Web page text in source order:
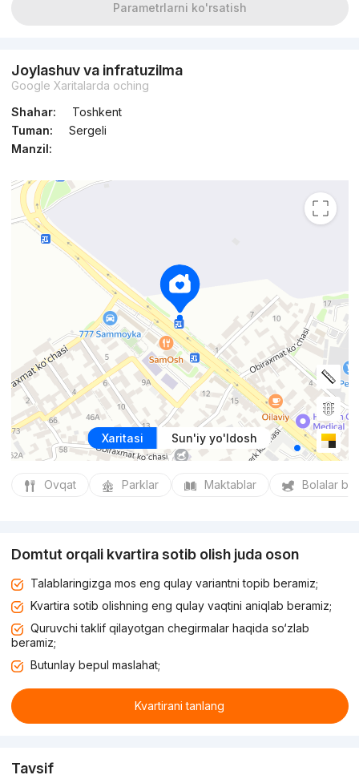
Parametrlarni ko'rsatish
Joylashuv va infratuzilma
Google Xaritalarda oching
Shahar:
Toshkent
Tuman:
Sergeli
Manzil:
Xaritasi Sun'iy yo'ldosh
Ovqat Parklar Maktablar Bolalar
Domtut orqali kvartira sotib olish juda oson
Talablaringizga mos eng qulay variantni topib beramiz;
Kvartira sotib olishning eng qulay vaqtini aniqlab beramiz;
Quruvchi taklif qilayotgan chegirmalar haqida so‘zlab
beramiz;
Butunlay bepul maslahat;
Kvartirani tanlang
Tavsif